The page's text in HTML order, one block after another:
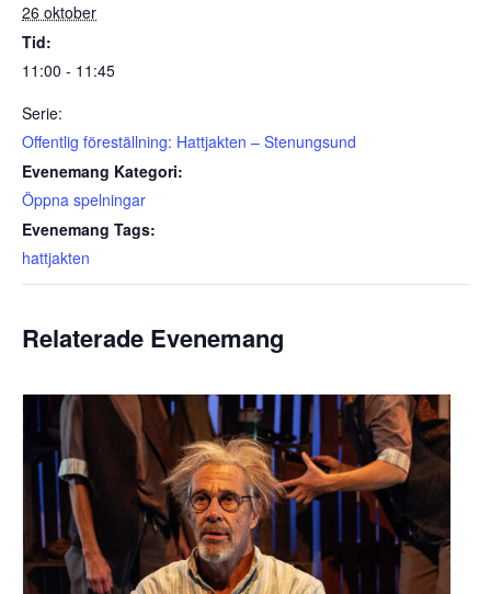
26 oktober
Tid:
11:00 - 11:45
Serie:
Offentlig föreställning: Hattjakten – Stenungsund
Evenemang Kategori:
Öppna spelningar
Evenemang Tags:
hattjakten
Relaterade Evenemang